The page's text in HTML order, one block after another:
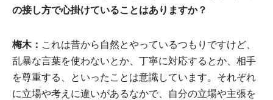
の接し方で心掛けていることはありますか？
梅木： これは昔から自然とやっているつもりですけど、
乱暴な言葉を使わないとか、丁寧に対応するとか、相手
を尊重する、といったことは意識しています。それぞれ
に立場や考えに違いがあるなかで、自分の立場や主張を